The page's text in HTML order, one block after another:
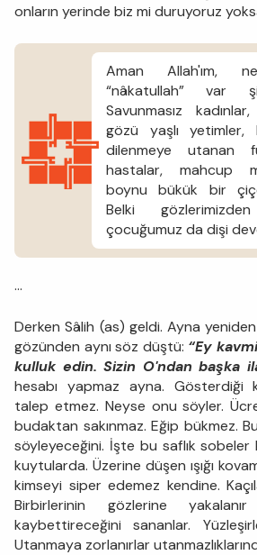
onların yerinde biz mi duruyoruz
Aman Allah'ım,
“nâkatullah” var
Savunmasız
gözü yaşlı yetimler,
dilenmeye utanan
hastalar, mahcup
boynu bükük bir
Belki
çocuğumuz da dişi
...
Derken Sâlih (as) geldi. Ayna
gözünden aynı söz düştü: “Ey
kulluk edin. Sizin O'ndan başka
hesabı yapmaz ayna. Gösterdiği
talep etmez. Neyse onu söyler.
budaktan sakınmaz. Eğip bükmez.
söyleyeceğini. İşte bu saflık sobeler
kuytularda. Üzerine düşen ışığı
kimseyi siper edemez kendine.
Birbirlerinin gözlerine
kaybettireceğini sananlar.
Utanmaya zorlanırlar